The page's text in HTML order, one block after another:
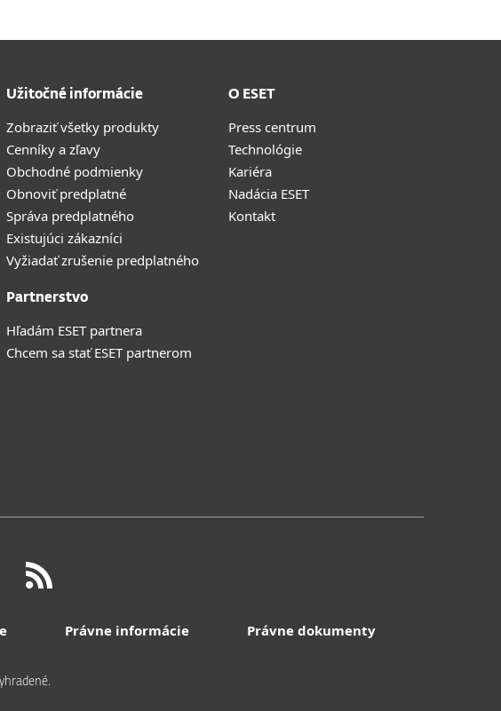
Užitočné informácie
Zobraziť všetky produkty
Cenníky a zľavy
Obchodné podmienky
Obnoviť predplatné
Správa predplatného
Existujúci zákazníci
Vyžiadať zrušenie predplatného
Partnerstvo
Hľadám ESET partnera
Chcem sa stať ESET partnerom
O ESET
Press centrum
Technológie
Kariéra
Nadácia ESET
Kontakt
Právne informácie
Právne dokumenty